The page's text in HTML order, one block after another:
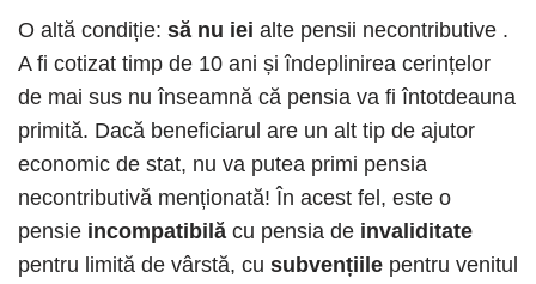
O altă condiție: să nu iei alte pensii necontributive .
A fi cotizat timp de 10 ani și îndeplinirea cerințelor
de mai sus nu înseamnă că pensia va fi întotdeauna
primită. Dacă beneficiarul are un alt tip de ajutor
economic de stat, nu va putea primi pensia
necontributivă menționată! În acest fel, este o
pensie incompatibilă cu pensia de invaliditate
pentru limită de vârstă, cu subvențiile pentru venitul